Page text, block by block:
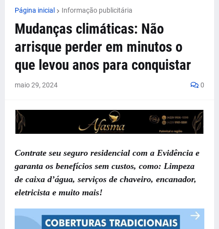
Página inicial Informação publicitária
Mudanças climáticas: Não
arrisque perder em minutos o
que levou anos para conquistar
maio 29, 2024 0
Contrate seu seguro residencial com a Evidência e
garanta os benefícios sem custos, como: Limpeza
de caixa d’água, serviços de chaveiro, encanador,
eletricista e muito mais!